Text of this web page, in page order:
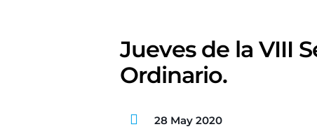
Jueves de la VIII
Ordinario.
28 May 2020